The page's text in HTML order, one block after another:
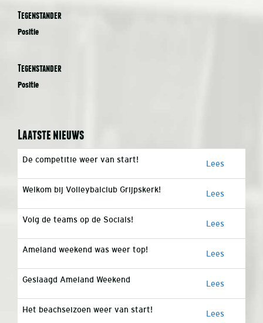
Tegenstander
Positie
Tegenstander
Positie
Laatste nieuws
De competitie weer van start! Lees
Welkom bij Volleybalclub Grijpskerk! Lees
Volg de teams op de Socials! Lees
Ameland weekend was weer top! Lees
Geslaagd Ameland Weekend Lees
Het beachseizoen weer van start! Lees